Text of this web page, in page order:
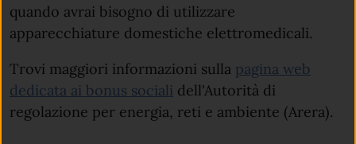
quando avrai bisogno di utilizzare
apparecchiature domestiche elettromedicali.
Trovi maggiori informazioni sulla pagina web
dedicata ai bonus sociali (apre in un'altra scheda).
dell'Autorità di
regolazione per energia, reti e ambiente (Arera).